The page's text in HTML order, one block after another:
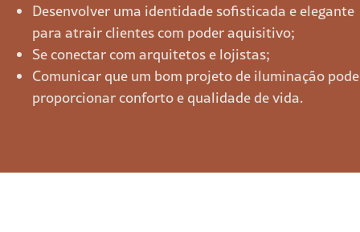
Desenvolver uma identidade sofisticada e elegante
para atrair clientes com poder aquisitivo;
Se conectar com arquitetos e lojistas;
Comunicar que um bom projeto de iluminação pode
proporcionar conforto e qualidade de vida.